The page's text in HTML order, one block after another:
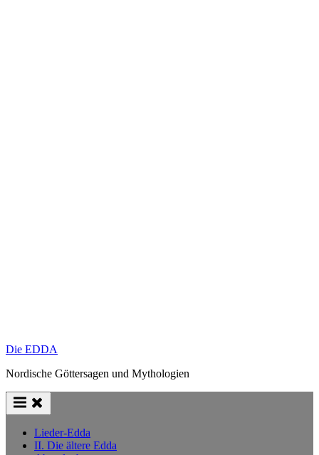
Die EDDA
Nordische Göttersagen und Mythologien
Lieder-Edda
II. Die ältere Edda